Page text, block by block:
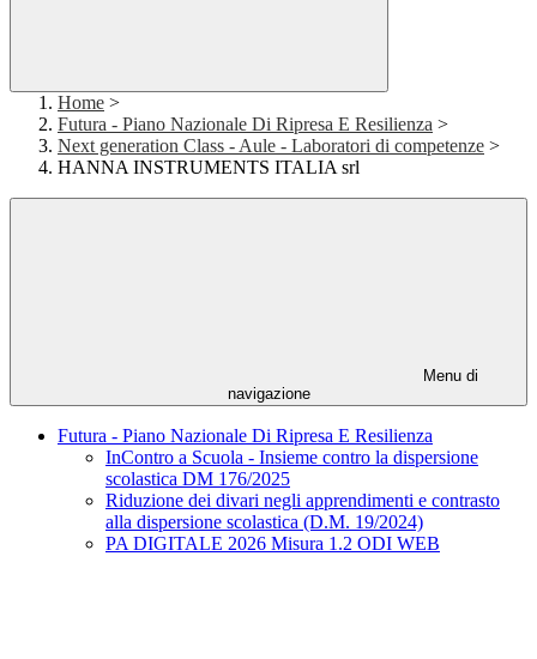
Home >
Futura - Piano Nazionale Di Ripresa E Resilienza >
Next generation Class - Aule - Laboratori di competenze >
HANNA INSTRUMENTS ITALIA srl
Menu di
navigazione
Futura - Piano Nazionale Di Ripresa E Resilienza
InContro a Scuola - Insieme contro la dispersione
scolastica DM 176/2025
Riduzione dei divari negli apprendimenti e contrasto
alla dispersione scolastica (D.M. 19/2024)
PA DIGITALE 2026 Misura 1.2 ODI WEB